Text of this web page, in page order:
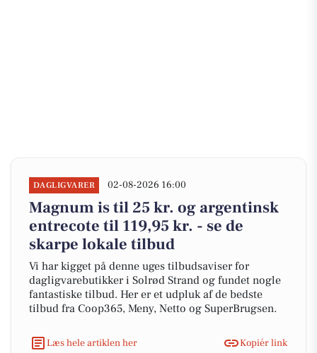
DAGLIGVARER 02-08-2026 16:00
Magnum is til 25 kr. og argentinsk
entrecote til 119,95 kr. - se de
skarpe lokale tilbud
Vi har kigget på denne uges tilbudsaviser for
dagligvarebutikker i Solrød Strand og fundet nogle
fantastiske tilbud. Her er et udpluk af de bedste
tilbud fra Coop365, Meny, Netto og SuperBrugsen.
Læs hele artiklen her Kopiér link